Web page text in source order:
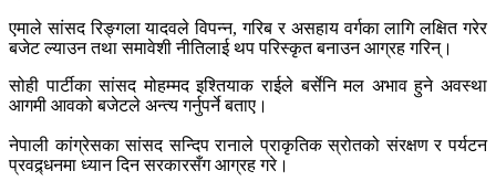
एमाले सांसद रिङ्गला यादवले विपन्न, गरिब र असहाय वर्गका लागि लक्षित गरेर
बजेट ल्याउन तथा समावेशी नीतिलाई थप परिस्कृत बनाउन आग्रह गरिन्।
सोही पार्टीका सांसद मोहम्मद इश्तियाक राईले बर्सेनि मल अभाव हुने अवस्था
आगमी आवको बजेटले अन्त्य गर्नुपर्ने बताए।
नेपाली कांग्रेसका सांसद सन्दिप रानाले प्राकृतिक स्रोतको संरक्षण र पर्यटन
प्रवद्र्धनमा ध्यान दिन सरकारसँग आग्रह गरे।